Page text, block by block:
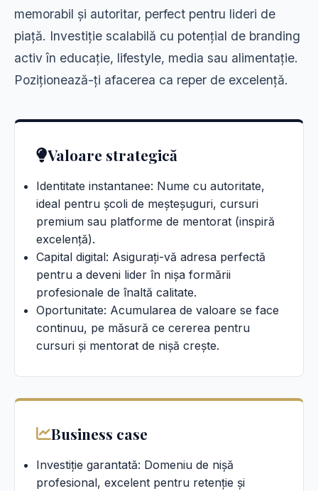
memorabil și autoritar, perfect pentru lideri de
piață. Investiție scalabilă cu potențial de branding
activ în educație, lifestyle, media sau alimentație.
Poziționează-ți afacerea ca reper de excelență.
Valoare strategică
Identitate instantanee: Nume cu autoritate,
ideal pentru școli de meșteșuguri, cursuri
premium sau platforme de mentorat (inspiră
excelență).
Capital digital: Asigurați-vă adresa perfectă
pentru a deveni lider în nișa formării
profesionale de înaltă calitate.
Oportunitate: Acumularea de valoare se face
continuu, pe măsură ce cererea pentru
cursuri și mentorat de nișă crește.
Business case
Investiție garantată: Domeniu de nișă
profesional, excelent pentru retenție și